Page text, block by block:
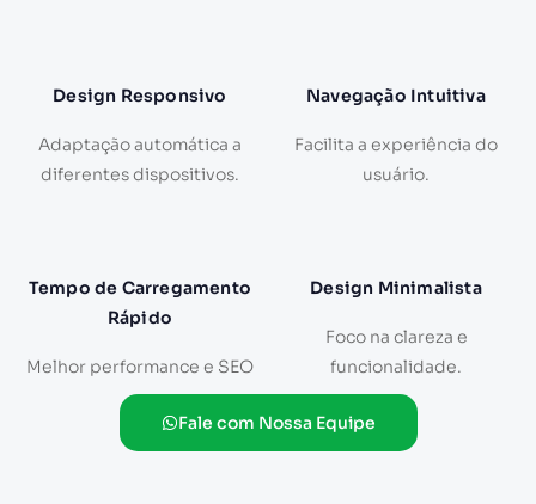
Design Responsivo
Adaptação automática a
diferentes dispositivos.
Navegação Intuitiva
Facilita a experiência do
usuário.
Tempo de Carregamento
Rápido
Melhor performance e SEO
Design Minimalista
Foco na clareza e
funcionalidade.
Fale com Nossa Equipe